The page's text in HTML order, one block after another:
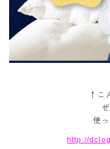
↑こ
使
http://